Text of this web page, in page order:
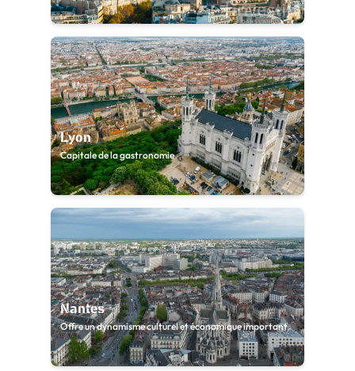
Lyon
Capitale de la gastronomie
Nantes
Offre un dynamisme culturel et économique important